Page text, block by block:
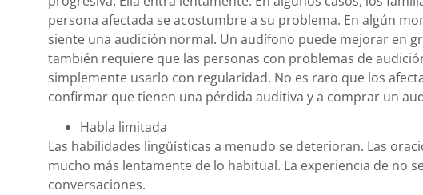
persona afectada se acostumbre a su problema. En algún
siente una audición normal. Un audífono puede mejorar en
también requiere que las personas con problemas de
simplemente usarlo con regularidad. No es raro que los
confirmar que tienen una pérdida auditiva y a comprar un
Habla limitada
Las habilidades lingüísticas a menudo se deterioran. Las
mucho más lentamente de lo habitual. La experiencia de no
conversaciones.